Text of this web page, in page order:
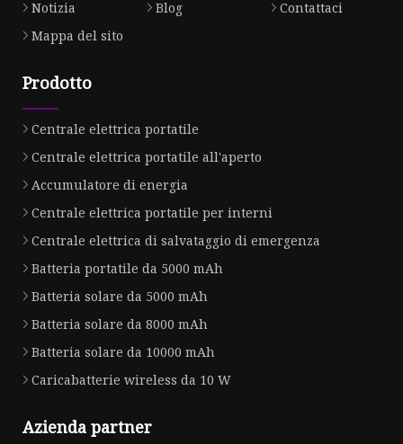
Notizia
Blog
Contattaci
Mappa del sito
Prodotto
Centrale elettrica portatile
Centrale elettrica portatile all'aperto
Accumulatore di energia
Centrale elettrica portatile per interni
Centrale elettrica di salvataggio di emergenza
Batteria portatile da 5000 mAh
Batteria solare da 5000 mAh
Batteria solare da 8000 mAh
Batteria solare da 10000 mAh
Caricabatterie wireless da 10 W
Azienda partner